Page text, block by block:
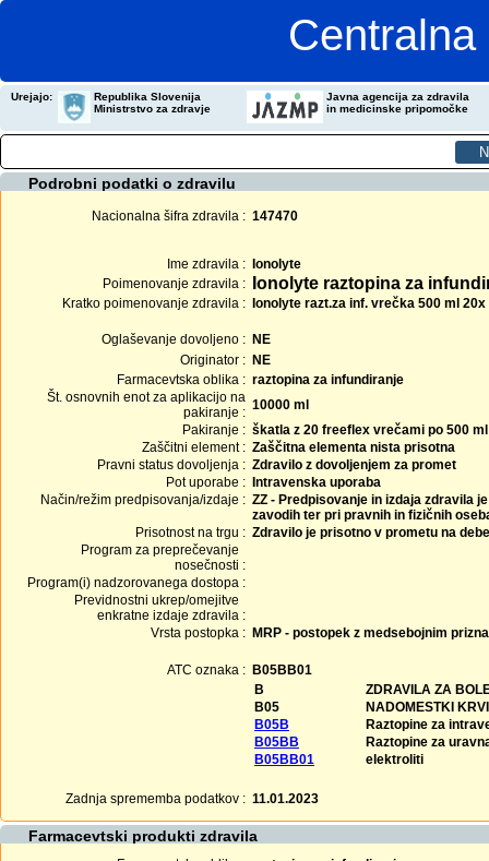
Urejajo:
Republika Slovenija
Ministrstvo za zdravje
Javna agencija za zdravila
in medicinske pripomočke
Podrobni podatki o zdravilu
Nacionalna šifra zdravila : 147470
Ime zdravila :
Ionolyte
Poimenovanje zdravila :
Ionolyte raztopina za
Kratko poimenovanje zdravila : Ionolyte razt.za inf. vrečka 500 ml 20x
Oglaševanje dovoljeno : NE
Originator : NE
Farmacevtska oblika : raztopina za infundiranje
Št. osnovnih enot za aplikacijo na
pakiranje : 10000 ml
Pakiranje : škatla z 20 freeflex vrečami po 500
Zaščitni element : Zaščitna elementa nista prisotna
Pravni status dovoljenja : Zdravilo z dovoljenjem za promet
Pot uporabe :
Intravenska uporaba
Način/režim predpisovanja/izdaje : ZZ - Predpisovanje in izdaja zdravila
zavodih ter pri pravnih in fizičnih
Prisotnost na trgu : Zdravilo je prisotno v prometu na
Program za preprečevanje
nosečnosti :
Program(i) nadzorovanega dostopa :
Previdnostni ukrep/omejitve
enkratne izdaje zdravila :
Vrsta postopka : MRP - postopek z medsebojnim
ATC oznaka : B05BB01
B
ZDRAVILA ZA
B05
NADOMESTKI
B05B
Raztopine za
B05BB
Raztopine za
B05BB01
elektroliti
Zadnja sprememba podatkov : 11.01.2023
Farmacevtski produkti zdravila